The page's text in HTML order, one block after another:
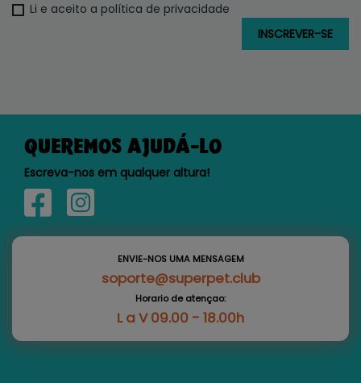
Li e aceito a política de privacidade
QUEREMOS AJUDÁ-LO
Escreva-nos em qualquer altura!
ENVIE-NOS UMA MENSAGEM
soporte@superpet.club
Horario de atençao:
L a V 09.00 - 18.00h